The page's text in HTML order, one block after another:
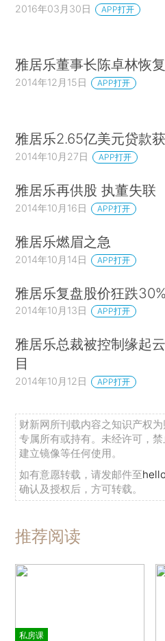
2016年03月30日 APP打开
雅居乐董事长陈卓林恢
2014年12月15日 APP打开
雅居乐2.65亿美元贷款
2014年10月27日 APP打开
雅居乐再供股 执董失联
2014年10月16日 APP打开
雅居乐燃眉之急
2014年10月14日 APP打开
雅居乐复盘股价狂跌30%
2014年10月13日 APP打开
雅居乐总裁被控制缘起
目
2014年10月12日 APP打开
财新网所刊载内容之知识产权
专属所有或持有。未经许可，
建立镜像等任何使用。
如有意愿转载，请发邮件至
确认及授权后，方可转载。
推荐阅读
私房课